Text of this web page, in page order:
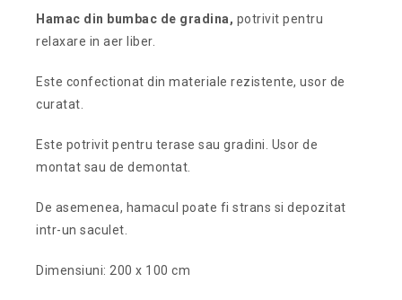
Hamac din bumbac de gradina, potrivit pentru
relaxare in aer liber.
Este confectionat din materiale rezistente, usor de
curatat.
Este potrivit pentru terase sau gradini. Usor de
montat sau de demontat.
De asemenea, hamacul poate fi strans si depozitat
intr-un saculet.
Dimensiuni: 200 x 100 cm